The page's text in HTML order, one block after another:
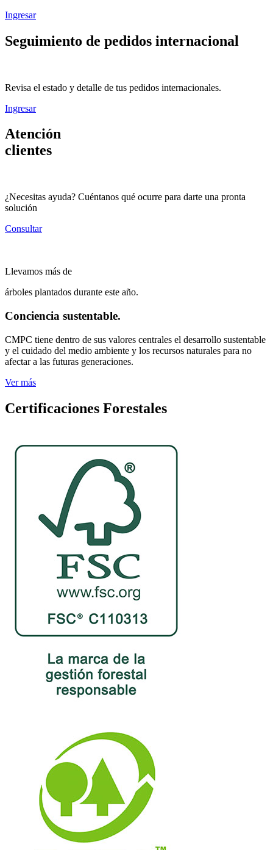
Ingresar
Seguimiento de pedidos internacional
Revisa el estado y detalle de tus pedidos internacionales.
Ingresar
Atención
clientes
¿Necesitas ayuda? Cuéntanos qué ocurre para darte una pronta
solución
Consultar
Llevamos más de
árboles plantados durante este año.
Conciencia sustentable.
CMPC tiene dentro de sus valores centrales el desarrollo sustentable
y el cuidado del medio ambiente y los recursos naturales para no
afectar a las futuras generaciones.
Ver más
Certificaciones Forestales